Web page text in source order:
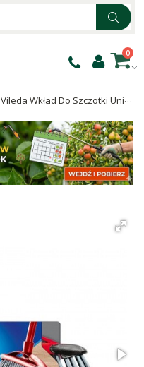
0
Vileda Wkład Do Szczotki Uniwersalnej Classica 2w1